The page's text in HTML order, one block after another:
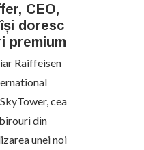
CEO,
doresc
premium
Raiffeisen
cea
din
unei noi